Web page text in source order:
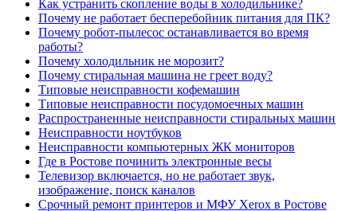
Как устранить скопление воды в холодильнике?
Почему не работает бесперебойник питания для ПК?
Почему робот-пылесос останавливается во время
работы?
Почему холодильник не морозит?
Почему стиральная машина не греет воду?
Типовые неисправности кофемашин
Типовые неисправности посудомоечных машин
Распространенные неисправности стиральных машин
Неисправности ноутбуков
Неисправности компьютерных ЖК мониторов
Где в Ростове починить электронные весы
Телевизор включается, но не работает звук,
изображение, поиск каналов
Срочный ремонт принтеров и МФУ Xerox в Ростове